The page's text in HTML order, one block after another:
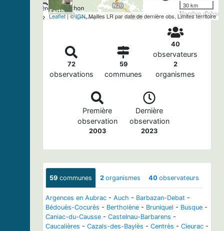
Nombre
30 km
Leaflet| ©IGN, Mailles LR par date de dernière obs, Limites territoire
72
observations
59
communes
40
observateurs
2
organismes
Première
observation
2003
Dernière
observation
2023
59 communes 2 organismes 40 observateurs
Argences en Aubrac - Auch - Barbazan-Debat -
Bédouès-Cocurès - Bertholène - Bruniquel - Busque -
Caniac-du-Causse - Castelnau-Barbarens -
Caucalières - Cazals-des-Baylès - Centrès - Cieurac -